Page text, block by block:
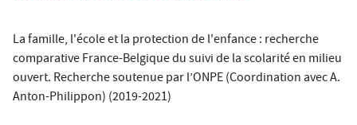
La famille, l'école et la protection de l'enfance : recherche
comparative France-Belgique du suivi de la scolarité en milieu
ouvert. Recherche soutenue par l’ONPE (Coordination avec A.
Anton-Philippon) (2019-2021)